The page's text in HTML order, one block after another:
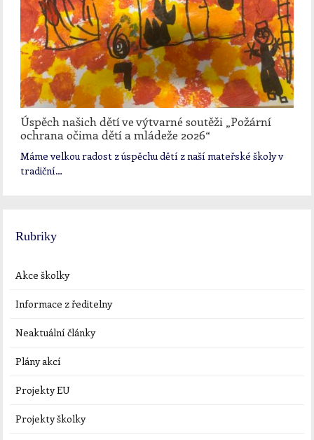
Úspěch našich dětí ve výtvarné soutěži „Požární
ochrana očima dětí a mládeže 2026“
Máme velkou radost z úspěchu dětí z naší mateřské školy v
tradiční…
Rubriky
Akce školky
Informace z ředitelny
Neaktuální články
Plány akcí
Projekty EU
Projekty školky